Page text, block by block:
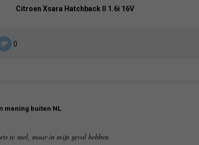
Citroen Xsara Hatchback II 1.6i 16V
0
mening buiten NL
te snel, maar in mijn geval hebben